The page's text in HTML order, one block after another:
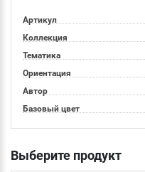
Артикул
Коллекция
Тематика
Ориентация
Автор
Базовый цвет
Выберите продукт